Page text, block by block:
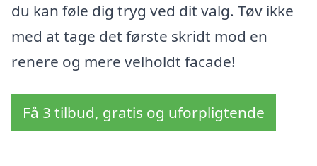
du kan føle dig tryg ved dit valg. Tøv ikke
med at tage det første skridt mod en
renere og mere velholdt facade!
Få 3 tilbud, gratis og uforpligtende